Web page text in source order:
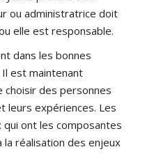
ou administratrice doit
elle est responsable.
dans les bonnes
est maintenant
des personnes
leurs expériences. Les
qui ont les composantes
réalisation des enjeux